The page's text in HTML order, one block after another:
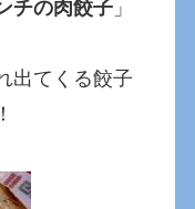
チの肉餃子 」
出てくる餃子